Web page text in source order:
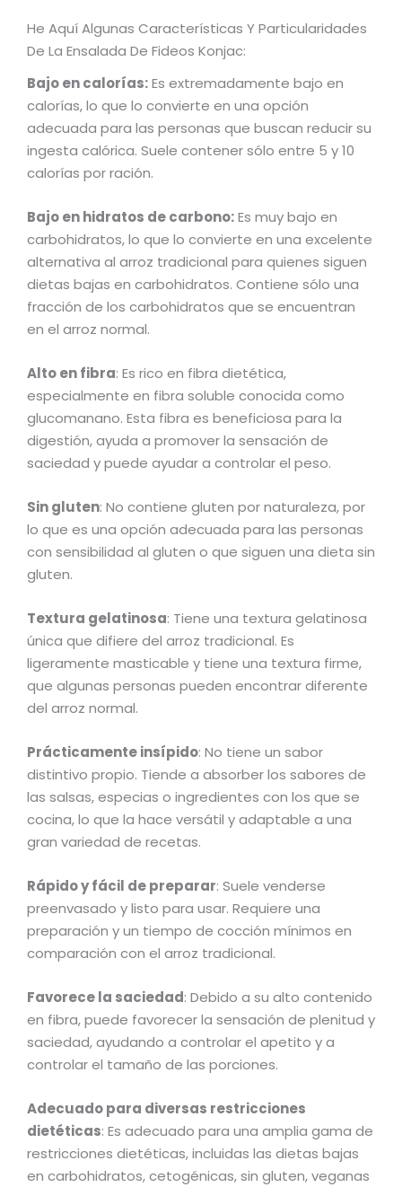
He Aquí Algunas Características Y Particularidades
De La Ensalada De Fideos Konjac:
Bajo en calorías:Es extremadamente bajo en
calorías, lo que lo convierte en una opción
adecuada para las personas que buscan reducir su
ingesta calórica. Suele contener sólo entre 5 y 10
calorías por ración.
Bajo en hidratos de carbono:Es muy bajo en
carbohidratos, lo que lo convierte en una excelente
alternativa al arroz tradicional para quienes siguen
dietas bajas en carbohidratos. Contiene sólo una
fracción de los carbohidratos que se encuentran
en el arroz normal.
Alto en fibra: Es rico en fibra dietética,
especialmente en fibra soluble conocida como
glucomanano. Esta fibra es beneficiosa para la
digestión, ayuda a promover la sensación de
saciedad y puede ayudar a controlar el peso.
Sin gluten: No contiene gluten por naturaleza, por
lo que es una opción adecuada para las personas
con sensibilidad al gluten o que siguen una dieta sin
gluten.
Textura gelatinosa: Tiene una textura gelatinosa
única que difiere del arroz tradicional. Es
ligeramente masticable y tiene una textura firme,
que algunas personas pueden encontrar diferente
del arroz normal.
Prácticamente insípido: No tiene un sabor
distintivo propio. Tiende a absorber los sabores de
las salsas, especias o ingredientes con los que se
cocina, lo que la hace versátil y adaptable a una
gran variedad de recetas.
Rápido y fácil de preparar: Suele venderse
preenvasado y listo para usar. Requiere una
preparación y un tiempo de cocción mínimos en
comparación con el arroz tradicional.
Favorece la saciedad: Debido a su alto contenido
en fibra, puede favorecer la sensación de plenitud y
saciedad, ayudando a controlar el apetito y a
controlar el tamaño de las porciones.
Adecuado para diversas restricciones
dietéticas: Es adecuado para una amplia gama de
restricciones dietéticas, incluidas las dietas bajas
en carbohidratos, cetogénicas, sin gluten, veganas